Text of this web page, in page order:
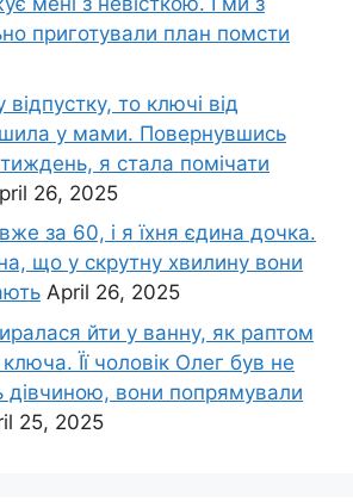
приготували план помсти
відпустку, то ключі від
у мами. Повернувшись
я стала помічати
26, 2025
за 60, і я їхня єдина дочка.
що у скрутну хвилину вони
April 26, 2025
йти у ванну, як раптом
Її чоловік Олег був не
дівчиною, вони попрямували
25, 2025